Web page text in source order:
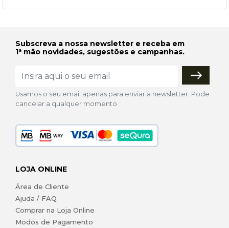
Subscreva a nossa newsletter e receba em
1ª mão novidades, sugestões e campanhas.
Usamos o seu email apenas para enviar a newsletter. Pode
cancelar a qualquer momento.
LOJA ONLINE
Área de Cliente
Ajuda / FAQ
Comprar na Loja Online
Modos de Pagamento